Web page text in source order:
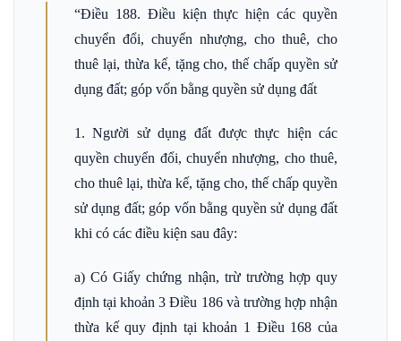
“Điều 188. Điều kiện thực hiện các quyền
chuyển đổi, chuyển nhượng, cho thuê, cho
thuê lại, thừa kế, tặng cho, thế chấp quyền sử
dụng đất; góp vốn bằng quyền sử dụng đất
1. Người sử dụng đất được thực hiện các
quyền chuyển đổi, chuyển nhượng, cho thuê,
cho thuê lại, thừa kế, tặng cho, thế chấp quyền
sử dụng đất; góp vốn bằng quyền sử dụng đất
khi có các điều kiện sau đây:
a) Có Giấy chứng nhận, trừ trường hợp quy
định tại khoản 3 Điều 186 và trường hợp nhận
thừa kế quy định tại khoản 1 Điều 168 của